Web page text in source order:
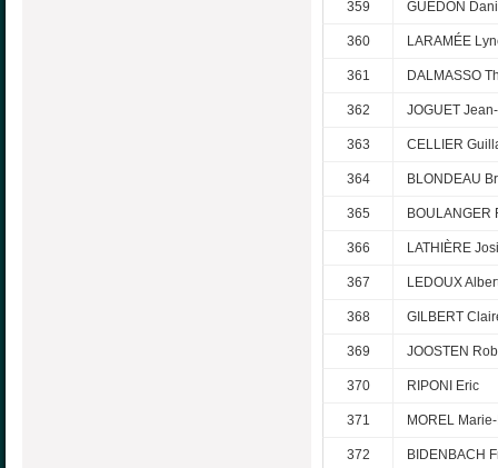
359 GUÉDON
360 LARAMÉE
361 DALMASSO
362 JOGUET
363 CELLIER
364 BLONDEAU
365 BOULANGER
366 LATHIÈRE
367 LEDOUX
368 GILBERT
369 JOOSTEN
370 RIPONI Eric
371 MOREL
372 BIDENBACH